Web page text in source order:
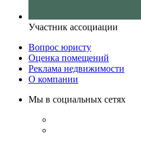
Участник ассоциации
Вопрос юристу
Оценка помещений
Реклама недвижимости
О компании
Мы в социальных сетях